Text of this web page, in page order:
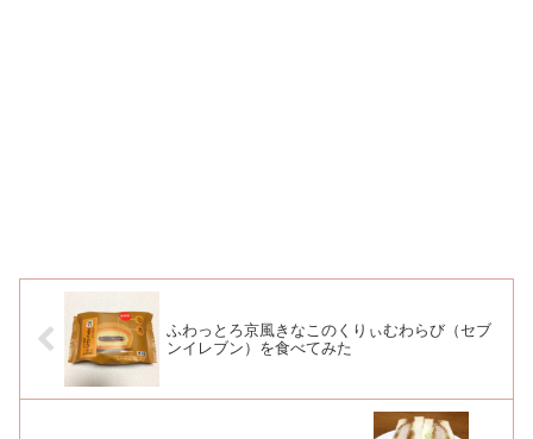
ふわっとろ京風きなこのくりぃむわらび（セブ
ンイレブン）を食べてみた